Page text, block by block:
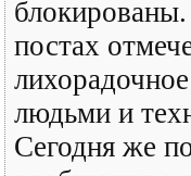
постах
людьми и
Сегодня же